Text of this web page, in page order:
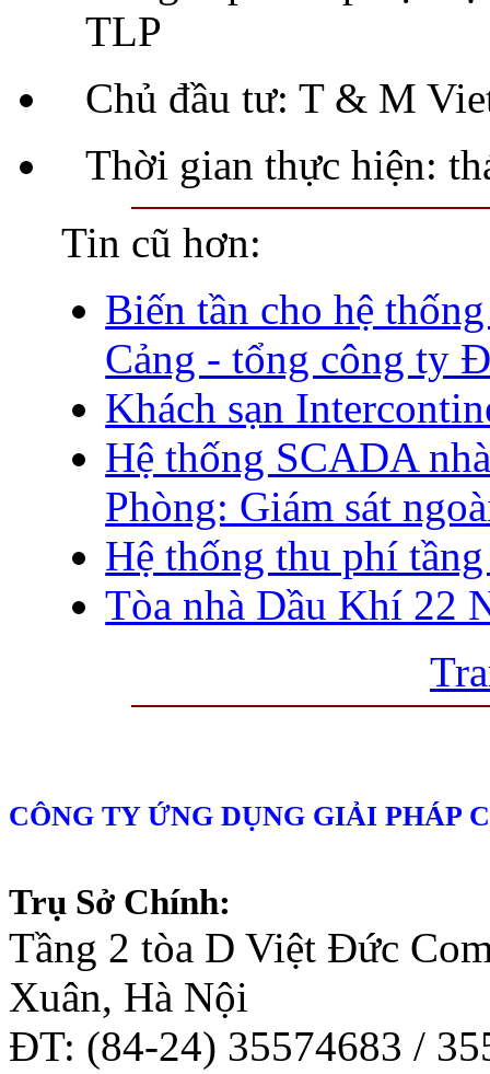
TLP
Chủ đầu tư: T & M
Thời gian thực hiện:
Tin cũ hơn:
Biến tần cho hệ
Cảng - tổng công ty
Khách sạn
Hệ thống SCADA
Phòng: Giám sát
Hệ thống thu phí
Tòa nhà Dầu Khí 22
CÔNG TY ỨNG DỤNG GIẢI PHÁP
Trụ Sở Chính:
Tầng 2 tòa D Việt Đức
Xuân, Hà Nội
ĐT: (84-24) 35574683 /